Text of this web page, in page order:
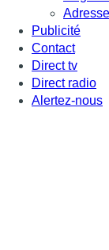
Adresse
Publicité
Contact
Direct tv
Direct radio
Alertez-nous